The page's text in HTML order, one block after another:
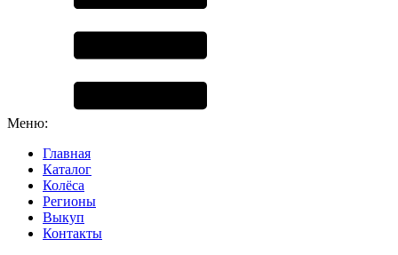
Меню:
Главная
Каталог
Колёса
Регионы
Выкуп
Контакты